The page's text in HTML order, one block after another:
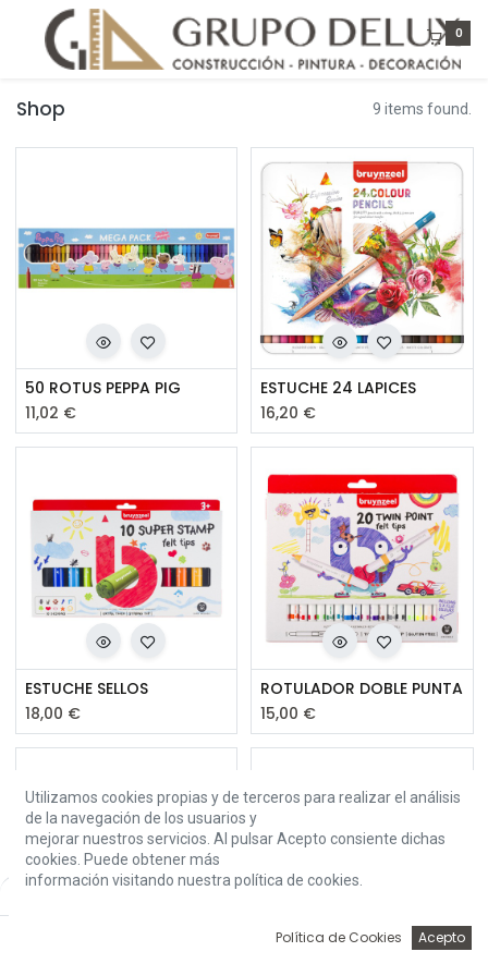
Default
0
Shop 9 items found.
50 ROTUS PEPPA PIG
11,02 €
ESTUCHE 24 LAPICES
16,20 €
ESTUCHE SELLOS
18,00 €
ROTULADOR DOBLE PUNTA
15,00 €
Utilizamos cookies propias y de terceros para realizar el análisis
de la navegación de los usuarios y
mejorar nuestros servicios. Al pulsar Acepto consiente dichas
cookies. Puede obtener más
información visitando nuestra política de cookies.
Política de Cookies Acepto